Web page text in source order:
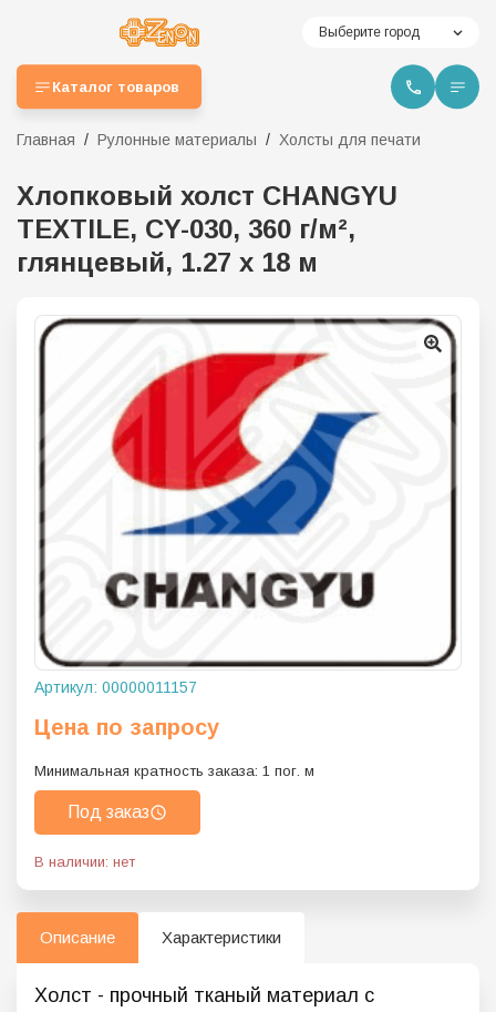
Выберите город
Каталог товаров
Главная Рулонные материалы Холсты для печати
Хлопковый холст CHANGYU
TEXTILE, CY-030, 360 г/м²,
глянцевый, 1.27 x 18 м
Артикул: 00000011157
Цена по запросу
Минимальная кратность заказа: 1 пог. м
Под заказ
В наличии: нет
Описание Характеристики
Холст - прочный тканый материал с